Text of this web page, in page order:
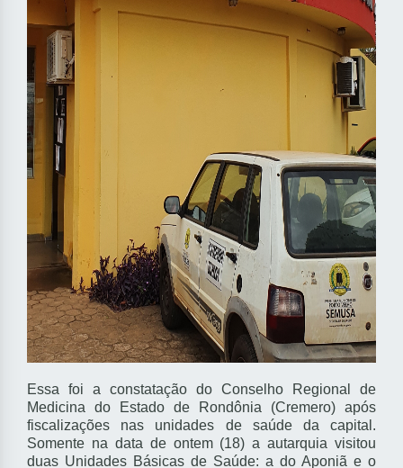
Essa foi a constatação do Conselho Regional de
Medicina do Estado de Rondônia (Cremero) após
fiscalizações nas unidades de saúde da capital.
Somente na data de ontem (18) a autarquia visitou
duas Unidades Básicas de Saúde: a do Aponiã e o